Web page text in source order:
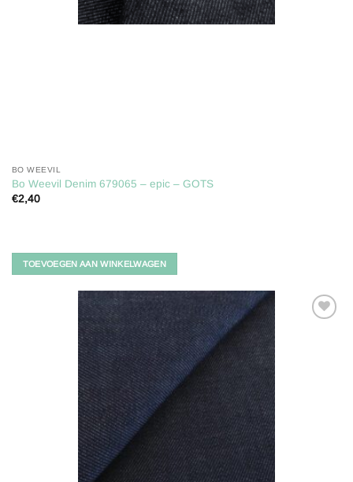
BO WEEVIL
Bo Weevil Denim 679065 – epic – GOTS
€2,40
TOEVOEGEN AAN WINKELWAGEN